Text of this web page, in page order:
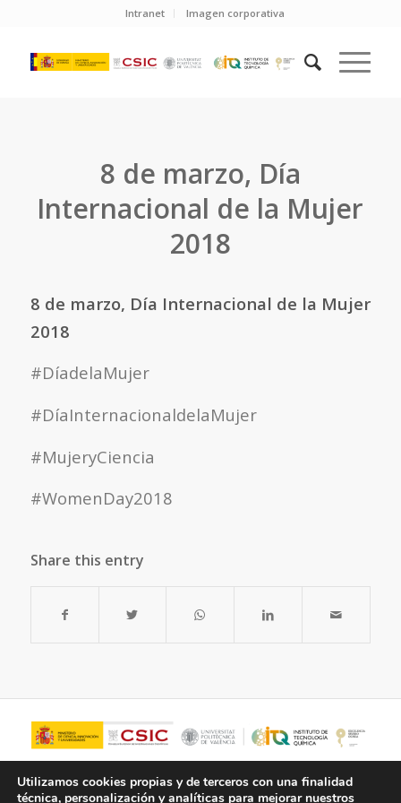
Intranet Imagen corporativa
8 de marzo, Día
Internacional de la Mujer
2018
8 de marzo, Día Internacional de la Mujer
2018
#DíadelaMujer
#DíaInternacionaldelaMujer
#MujeryCiencia
#WomenDay2018
Share this entry
Utilizamos cookies propias y de terceros con una finalidad
técnica, personalización y analíticas para mejorar nuestros